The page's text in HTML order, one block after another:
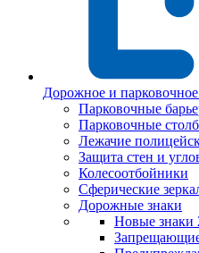
Дорожное и
Парковочные
Парковочные
Лежачие
Защита стен и
Колесоотбойники
Сферические
Дорожные знаки
Новые знаки